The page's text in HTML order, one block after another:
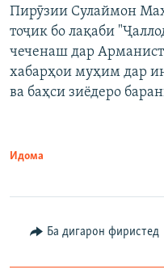
Auto 240p
720p
Пирӯзии Сулаймон
тоҷик бо лақаби
чеченаш дар
хабарҳои муҳим дар
ва баҳси зиёдеро
Идома
Ба дигарон фиристед